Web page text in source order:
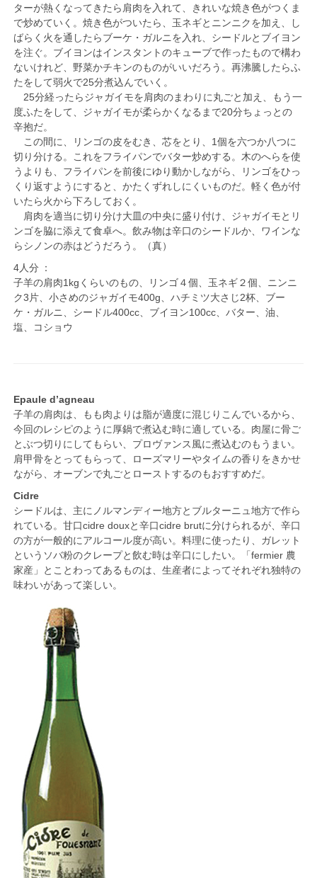
ターが熱くなってきたら肩肉を入れて、きれいな焼き色がつくま
で炒めていく。焼き色がついたら、玉ネギとニンニクを加え、し
ばらく火を通したらブーケ・ガルニを入れ、シードルとブイヨン
を注ぐ。ブイヨンはインスタントのキューブで作ったもので構わ
ないけれど、野菜かチキンのものがいいだろう。再沸騰したらふ
たをして弱火で25分煮込んでいく。
25分経ったらジャガイモを肩肉のまわりに丸ごと加え、もう一
度ふたをして、ジャガイモが柔らかくなるまで20分ちょっとの
辛抱だ。
この間に、リンゴの皮をむき、芯をとり、1個を六つか八つに
切り分ける。これをフライパンでバター炒めする。木のへらを使
うよりも、フライパンを前後にゆり動かしながら、リンゴをひっ
くり返すようにすると、かたくずれしにくいものだ。軽く色が付
いたら火から下ろしておく。
肩肉を適当に切り分け大皿の中央に盛り付け、ジャガイモとリ
ンゴを脇に添えて食卓へ。飲み物は辛口のシードルか、ワインな
らシノンの赤はどうだろう。（真）
4人分 ：
子羊の肩肉1kgくらいのもの、リンゴ４個、玉ネギ２個、ニンニ
ク3片、小さめのジャガイモ400g、ハチミツ大さじ2杯、ブー
ケ・ガルニ、シードル400cc、ブイヨン100cc、バター、油、
塩、コショウ
Epaule d’agneau
子羊の肩肉は、もも肉よりは脂が適度に混じりこんでいるから、
今回のレシピのように厚鍋で煮込む時に適している。肉屋に骨ご
とぶつ切りにしてもらい、プロヴァンス風に煮込むのもうまい。
肩甲骨をとってもらって、ローズマリーやタイムの香りをきかせ
ながら、オーブンで丸ごとローストするのもおすすめだ。
Cidre
シードルは、主にノルマンディー地方とブルターニュ地方で作ら
れている。甘口cidre douxと辛口cidre brutに分けられるが、辛口
の方が一般的にアルコール度が高い。料理に使ったり、ガレット
というソバ粉のクレープと飲む時は辛口にしたい。「fermier 農
家産」とことわってあるものは、生産者によってそれぞれ独特の
味わいがあって楽しい。